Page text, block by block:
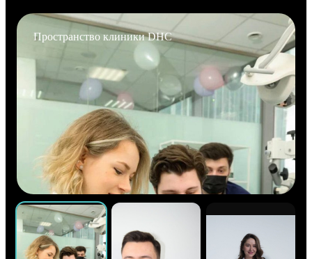
Пространство клиники DHC